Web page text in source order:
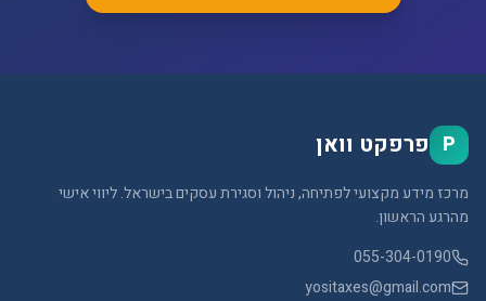
P פרפקט וואן
מרכז מידע מקצועי לפתיחה, ניהול וסגירת עסקים בישראל. ליווי אישי
מהרגע הראשון.
055-304-0190
yositaxes@gmail.com